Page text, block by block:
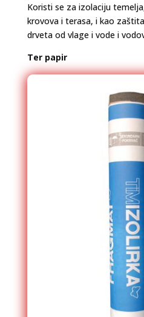
Koristi se za izolaciju
krovova i terasa, i kao
drveta od vlage i vode i
Ter papir